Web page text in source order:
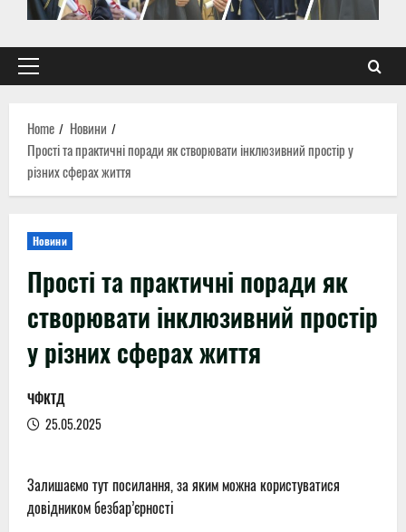
Primary
Home
Новини
Прості та практичні поради як створювати інклюзивний простір у
різних сферах життя
Новини
Прості та практичні поради як
створювати інклюзивний простір
у різних сферах життя
ЧФКТД
25.05.2025
Залишаємо тут посилання, за яким можна користуватися
довідником безбар’єрності